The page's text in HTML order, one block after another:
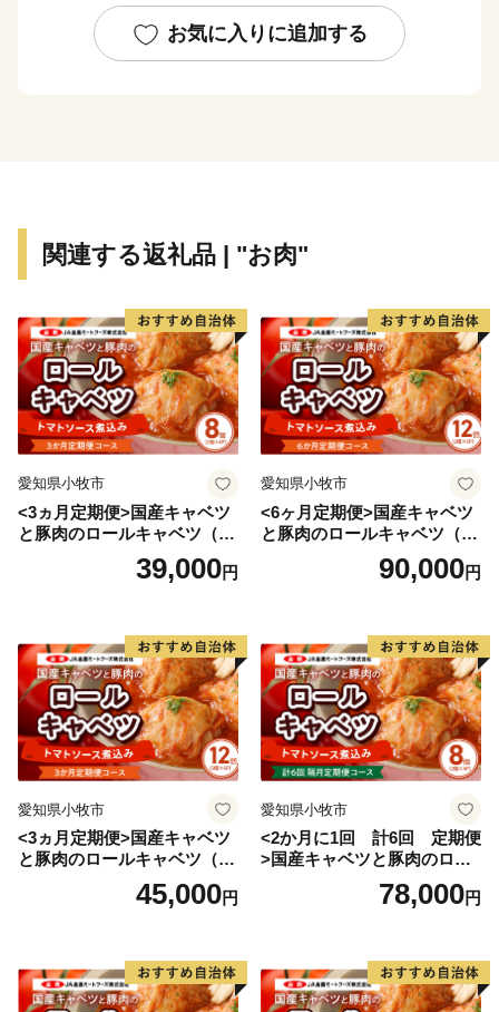
《冬には市内でも特に積雪が多く、和鉄の郷として繁栄
してきた 千種町》
一説によります。現在も、豊かな自然や清流に育まれ受
ます。
【 森と生きるまちならではの「自然資源」 】
従来の人々のオアシスとして千年も前より引用されてき
たといわれる「千年水」など豊かな山々から生みだされ
の恵みである名水、澄んだ空気により育てられた米は日
本酒のみならず、宍粟の豊かな食を支え、宍粟独自の味
江戸時代後期から約１５０年間作られていた地酒「三
笑」の復活や、伝統ある播州山崎藍染の復活、また女性
蔵人による日本酒バーの開業など、宍粟に息づく文化や
伝統が新たな世代に受け継がれ、今のかたちとなって発
展し続けています。
宍粟市の４町それぞれについて特色ある文化もお伝えし
たいところですが、たくさんある魅力を伝えきることは
難しく、
ふるさと納税返礼品をとおして、より具体的に宍粟の魅
お気に入りに追加する
関連する返礼品 | "お肉"
愛知県小牧市
<3ヵ月定期便>国産キャベツ
と豚肉のロールキャベツ（4P
39,000円
愛知県小牧市
<6ヶ月定期便>国産キャベツ
と豚肉のロールキャベツ（6P
90,000円
愛知県小牧市
<3ヵ月定期便>国産キャベツ
と豚肉のロールキャベツ（6P
45,000円
愛知県小牧市
<2か月に1回 計6回 定期便
>国産キャベツと豚肉のロー
ルキャベツ（4P入り）
78,000円